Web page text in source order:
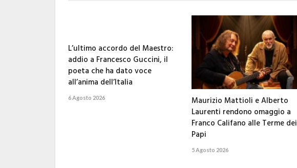
L’ultimo accordo del Maestro:
addio a Francesco Guccini, il
poeta che ha dato voce
all’anima dell’Italia
6 Agosto 2026
Maurizio Mattioli e Alberto
Laurenti rendono omaggio a
Franco Califano alle Terme dei
Papi
5 Agosto 2026